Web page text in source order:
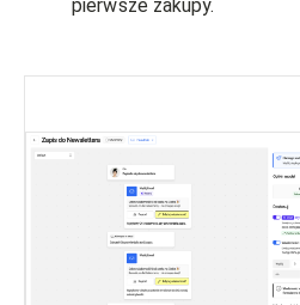
pierwsze zakupy.